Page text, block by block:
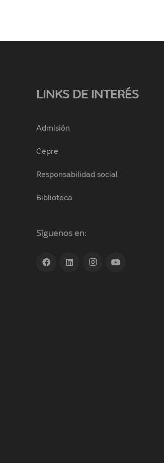
LINKS DE INTERÉS
Admisión
Cepre
Responsabilidad social
Biblioteca
Síguenos en: